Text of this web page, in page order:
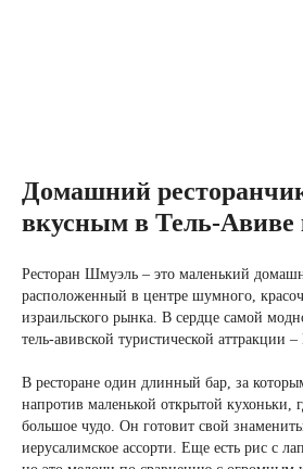
Домашний
вкусным в Тель-Авиве
Ресторан Шмуэль – это маленький
расположенный в центре шумного,
израильского рынка. В сердце самой
тель-авивской туристической аттракции
В ресторане один длинный бар, за
напротив маленькой открытой кухоньки,
большое чудо. Он готовит свой
иерусалимское ассорти. Еще есть рис с